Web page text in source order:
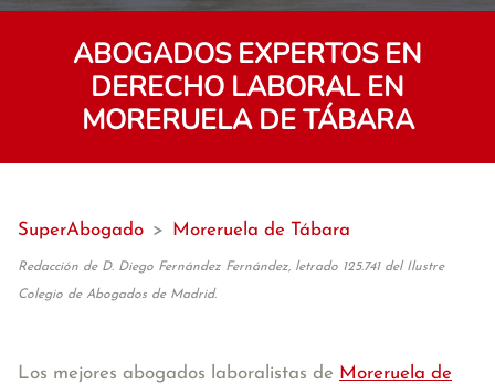
ABOGADOS EXPERTOS EN
DERECHO LABORAL EN
MORERUELA DE TÁBARA
SuperAbogado > Moreruela de Tábara
Redacción de D. Diego Fernández Fernández, letrado 125.741 del Ilustre
Colegio de Abogados de Madrid.
Los mejores abogados laboralistas de Moreruela de